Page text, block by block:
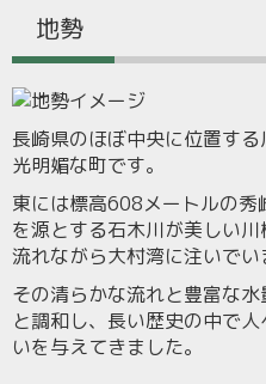
地勢
長崎県のほぼ中央に位置す
光明媚な町です。
東には標高608メートルの
を源とする石木川が美しい
流れながら大村湾に注いでい
その清らかな流れと豊富な
と調和し、長い歴史の中で
いを与えてきました。